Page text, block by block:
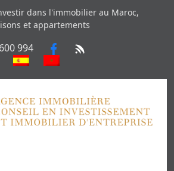
dans l'immobilier au Maroc,
et appartements
994